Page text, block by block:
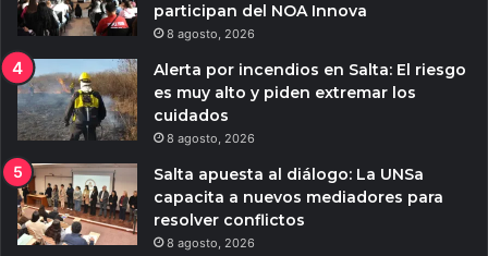
participan del NOA Innova
8 agosto, 2026
Alerta por incendios en Salta: El riesgo
es muy alto y piden extremar los
cuidados
8 agosto, 2026
Salta apuesta al diálogo: La UNSa
capacita a nuevos mediadores para
resolver conflictos
8 agosto, 2026